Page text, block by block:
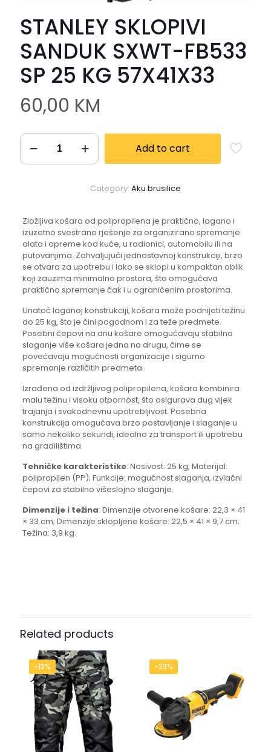
STANLEY SKLOPIVI
SANDUK SXWT-FB533
SP 25 KG 57X41X33
60,00 KM
Add to cart
Category: Aku brusilice
Zložljiva košara od polipropilena je praktično, lagano i
izuzetno svestrano rješenje za organizirano spremanje
alata i opreme kod kuće, u radionici, automobilu ili na
putovanjima. Zahvaljujući jednostavnoj konstrukciji, brzo
se otvara za upotrebu i lako se sklopi u kompaktan oblik
koji zauzima minimalno prostora, što omogućava
praktično spremanje čak i u ograničenim prostorima.
Unatoč laganoj konstrukciji, košara može podnijeti težinu
do 25 kg, što je čini pogodnom i za teže predmete.
Posebni čepovi na dnu košare omogućavaju stabilno
slaganje više košara jedna na drugu, čime se
povećavaju mogućnosti organizacije i sigurno
spremanje različitih predmeta.
Izrađena od izdržljivog polipropilena, košara kombinira
malu težinu i visoku otpornost, što osigurava dug vijek
trajanja i svakodnevnu upotrebljivost. Posebna
konstrukcija omogućava brzo postavljanje i slaganje u
samo nekoliko sekundi, idealno za transport ili upotrebu
na gradilištima.
Tehničke karakteristike: Nosivost: 25 kg; Materijal:
polipropilen (PP); Funkcije: mogućnost slaganja, izvlačni
čepovi za stabilno višeslojno slaganje.
Dimenzije i težina: Dimenzije otvorene košare: 22,3 × 41
× 33 cm; Dimenzije sklopljene košare: 22,5 × 41 × 9,7 cm;
Težina: 3,9 kg.
Related products
-13% -23%